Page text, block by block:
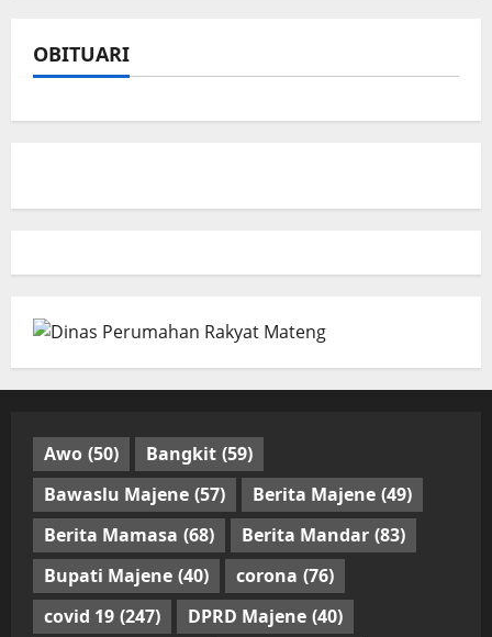
OBITUARI
Awo (50) Bangkit (59)
Bawaslu Majene (57) Berita Majene (49)
Berita Mamasa (68) Berita Mandar (83)
Bupati Majene (40) corona (76)
covid 19 (247) DPRD Majene (40)